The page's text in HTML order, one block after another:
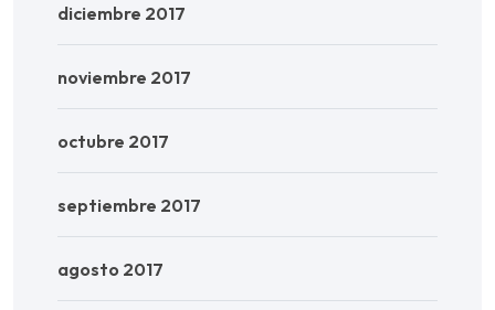
diciembre 2017
noviembre 2017
octubre 2017
septiembre 2017
agosto 2017